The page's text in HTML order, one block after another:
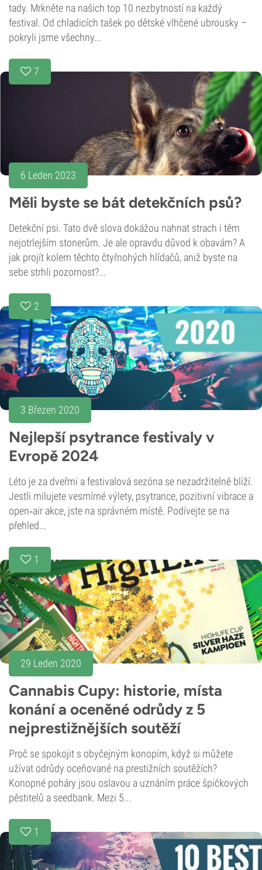
tady. Mrkněte na našich top 10 nezbytností na každý
festival. Od chladicích tašek po dětské vlhčené ubrousky –
pokryli jsme všechny...
7
6 Leden 2023
Měli byste se bát detekčních psů?
Detekční psi. Tato dvě slova dokážou nahnat strach i těm
nejotrlejším stonerům. Je ale opravdu důvod k obavám? A
jak projít kolem těchto čtyřnohých hlídačů, aniž byste na
sebe strhli pozornost?...
2
3 Březen 2020
Nejlepší psytrance festivaly v
Evropě 2024
Léto je za dveřmi a festivalová sezóna se nezadržitelně blíží.
Jestli milujete vesmírné výlety, psytrance, pozitivní vibrace a
open‑air akce, jste na správném místě. Podívejte se na
přehled...
1
29 Leden 2020
Cannabis Cupy: historie, místa
konání a oceněné odrůdy z 5
nejprestižnějších soutěží
Proč se spokojit s obyčejným konopím, když si můžete
užívat odrůdy oceňované na prestižních soutěžích?
Konopné poháry jsou oslavou a uznáním práce špičkových
pěstitelů a seedbank. Mezi 5...
1